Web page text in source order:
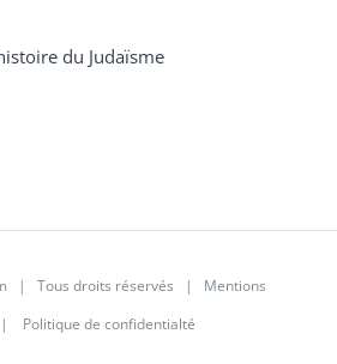
du Judaïsme
| Tous droits réservés | Mentions
| Politique de confidentialté